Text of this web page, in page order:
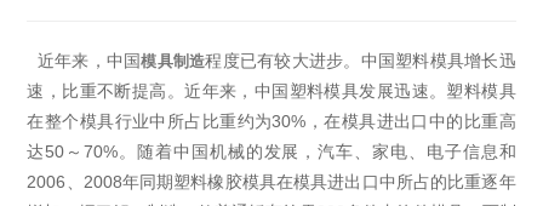
近年来，中国模具制造程度已有较大进步。中国塑料模具增长迅
速，比重不断提高。近年来，中国塑料模具发展迅速。塑料模具
在整个模具行业中所占比重约为30%，在模具进出口中的比重高
达50～70%。随着中国机械的发展，汽车、家电、电子信息和
2006、2008年同期塑料橡胶模具在模具进出口中所占的比重逐年